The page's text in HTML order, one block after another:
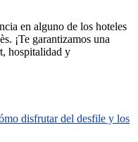
en alguno de los hoteles
¡Te garantizamos una
hospitalidad y
disfrutar del desfile y los